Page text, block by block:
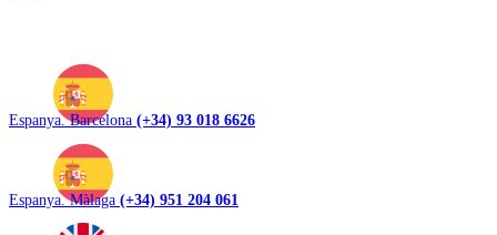
Espanya. Barcelona (+34) 93 018 6626
Espanya. Màlaga (+34) 951 204 061